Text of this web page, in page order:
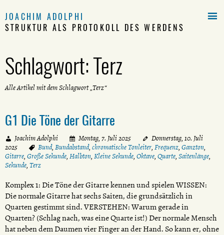
JOACHIM ADOLPHI
STRUKTUR ALS PROTOKOLL DES WERDENS
Schlagwort:Terz
Alle Artikel mit dem Schlagwort „Terz“
G1 Die Töne der Gitarre
Joachim Adolphi Montag, 7. Juli 2025
Donnerstag, 10. Juli
2025
Bund, Bundabstand, chromatische Tonleiter, Frequenz, Ganzton,
Gitarre, Große Sekunde, Halbton, Kleine Sekunde, Oktave, Quarte, Saitenlänge,
Sekunde, Terz
Komplex 1: Die Töne der Gitarre kennen und spielen WISSEN:
Die normale Gitarre hat sechs Saiten, die grundsätzlich in
Quarten gestimmt sind. VERSTEHEN: Warum gerade in
Quarten? (Schlag nach, was eine Quarte ist!) Der normale Mensch
hat neben dem Daumen vier Finger an der Hand. So kann er, ohne
